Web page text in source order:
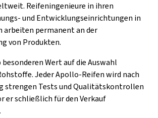
Reifeningenieure in ihren
und Entwicklungseinrichtungen in
arbeiten permanent an der
von Produkten.
Wert auf die Auswahl
Jeder Apollo-Reifen wird nach
strengen Tests und Qualitätskontrollen
er schließlich für den Verkauf